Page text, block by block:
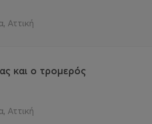
Αττική
και ο τρομερός
Αττική